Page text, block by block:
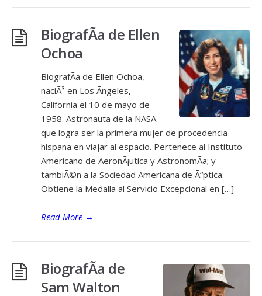
BiografÃ­a de Ellen
Ochoa
BiografÃ­a de Ellen Ochoa,
naciÃ³ en Los Ãngeles,
California el 10 de mayo de
1958. Astronauta de la NASA
que logra ser la primera mujer de procedencia
hispana en viajar al espacio. Pertenece al Instituto
Americano de AeronÃ¡utica y AstronomÃ­a; y
tambiÃ©n a la Sociedad Americana de Ã“ptica.
Obtiene la Medalla al Servicio Excepcional en […]
Read More →
BiografÃ­a de
Sam Walton